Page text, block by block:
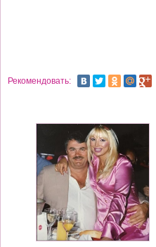
Рекомендовать: